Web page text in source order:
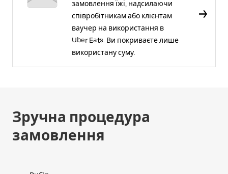
замовлення їжі, надсилаючи
співробітникам або клієнтам
ваучер на використання в
Uber Eats. Ви покриваєте лише
використану суму.
Зручна процедура
замовлення